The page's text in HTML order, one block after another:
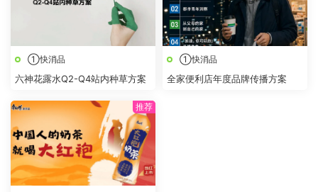
①快消品
六神花露水Q2-Q4站内种草方案
①快消品
全家便利店年度品牌传播方案